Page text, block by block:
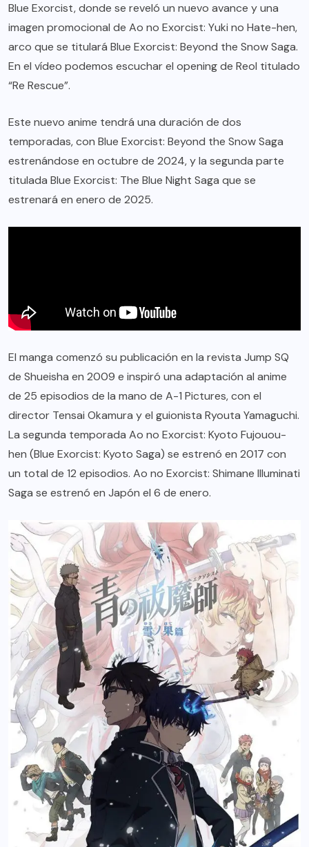
Blue Exorcist, donde se reveló un nuevo avance y una
imagen promocional de Ao no Exorcist: Yuki no Hate-hen,
arco que se titulará Blue Exorcist: Beyond the Snow Saga.
En el vídeo podemos escuchar el opening de Reol titulado
“Re Rescue”.
Este nuevo anime tendrá una duración de dos
temporadas, con Blue Exorcist: Beyond the Snow Saga
estrenándose en octubre de 2024, y la segunda parte
titulada Blue Exorcist: The Blue Night Saga que se
estrenará en enero de 2025.
El manga comenzó su publicación en la revista Jump SQ
de Shueisha en 2009 e inspiró una adaptación al anime
de 25 episodios de la mano de A-1 Pictures, con el
director Tensai Okamura y el guionista Ryouta Yamaguchi.
La segunda temporada Ao no Exorcist: Kyoto Fujouou-
hen (Blue Exorcist: Kyoto Saga) se estrenó en 2017 con
un total de 12 episodios. Ao no Exorcist: Shimane Illuminati
Saga se estrenó en Japón el 6 de enero.